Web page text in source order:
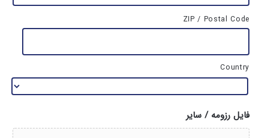
ZIP / Postal Code
Country
فایل رزومه / سایر